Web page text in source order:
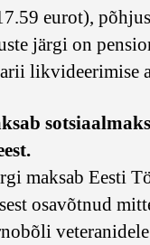
eurot),
järgi on
likvideerimise
maksab Eesti
osavõtnud